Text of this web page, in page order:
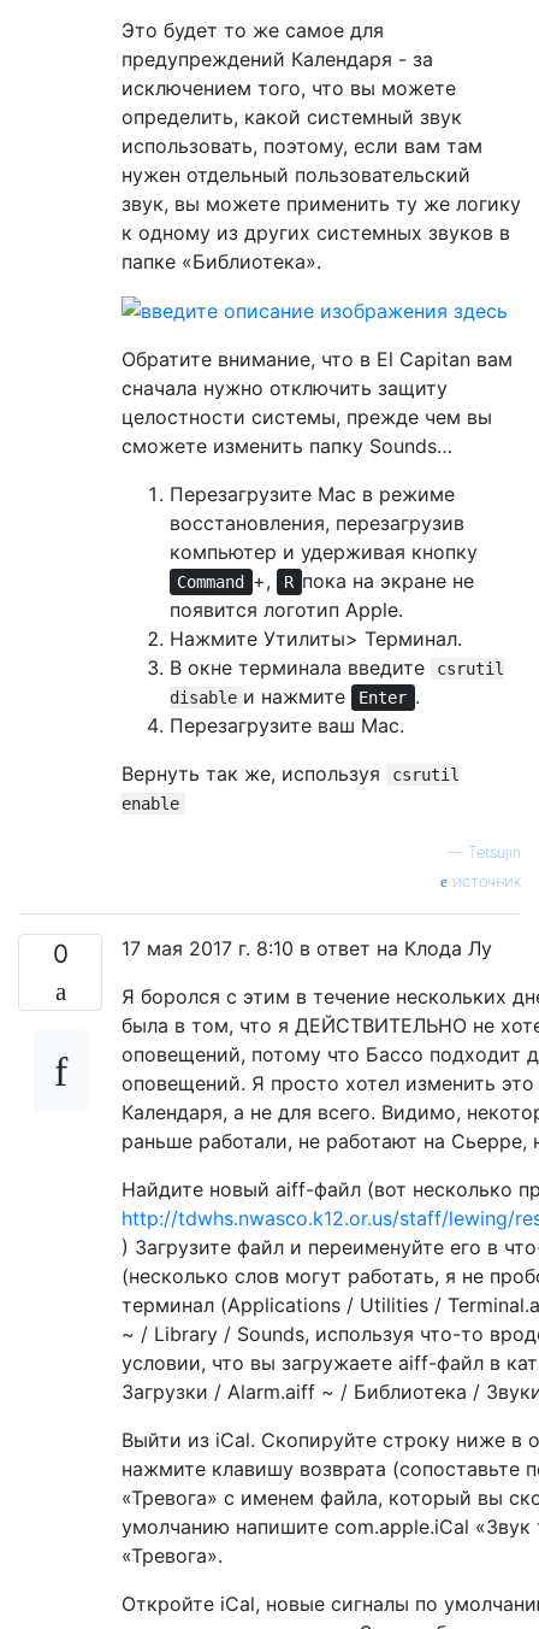
Это будет то же самое для
предупреждений Календаря - за
исключением того, что вы можете
определить, какой системный звук
использовать, поэтому, если вам там
нужен отдельный пользовательский
звук, вы можете применить ту же логику
к одному из других системных звуков в
папке «Библиотека».
Обратите внимание, что в El Capitan вам
сначала нужно отключить защиту
целостности системы, прежде чем вы
сможете изменить папку Sounds…
Перезагрузите Mac в режиме
восстановления, перезагрузив
компьютер и удерживая кнопку
Command +, R пока на экране не
появится логотип Apple.
Нажмите Утилиты> Терминал.
В окне терминала введите
csrutil
disable и нажмите Enter .
Перезагрузите ваш Mac.
Вернуть так же, используя
csrutil
enable
— Tetsujin
источник
0
17 мая 2017 г. 8:10 в ответ на Клода Лу
Я боролся с этим в течение нескольких
была в том, что я ДЕЙСТВИТЕЛЬНО не
оповещений, потому что Бассо подходит
оповещений. Я просто хотел изменить
Календаря, а не для всего. Видимо,
раньше работали, не работают на Сьерре,
Найдите новый aiff-файл (вот несколько
http://tdwhs.nwasco.k12.or.us/staff/lewing/
) Загрузите файл и переименуйте его в
(несколько слов могут работать, я не
терминал (Applications / Utilities /
~ / Library / Sounds, используя что-то
условии, что вы загружаете aiff-файл в
Загрузки / Alarm.aiff ~ / Библиотека /
Выйти из iCal. Скопируйте строку ниже в
нажмите клавишу возврата (сопоставьте
«Тревога» с именем файла, который вы
умолчанию напишите com.apple.iCal
«Тревога».
Откройте iCal, новые сигналы по